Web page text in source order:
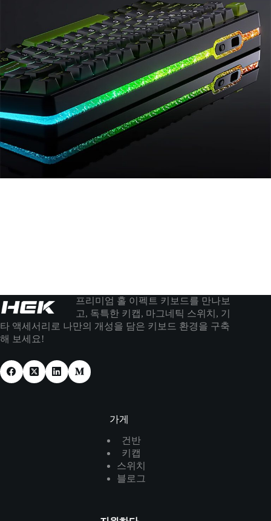
프리미엄 홀 이펙트 키보드를 만나보
고, 독특한 키캡, 마그네틱 스위치, 기
타 액세서리로 나만의 개성을 담은 키보드 환경을 구축
해 보세요!
가게
건반
키캡
스위치
블로그